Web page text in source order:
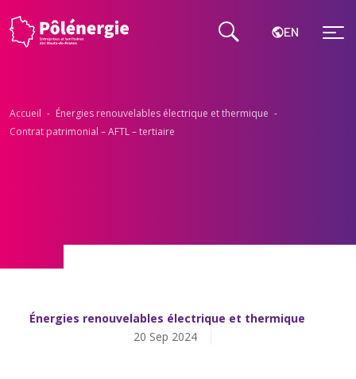
EN
Accueil - Énergies renouvelables électrique et thermique​ -
Contrat patrimonial​ – AFTL – tertiaire​
Énergies renouvelables électrique et thermique​
20 Sep 2024